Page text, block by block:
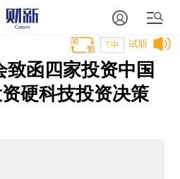
试听
T中
函四家投资中国
硬科技投资决策